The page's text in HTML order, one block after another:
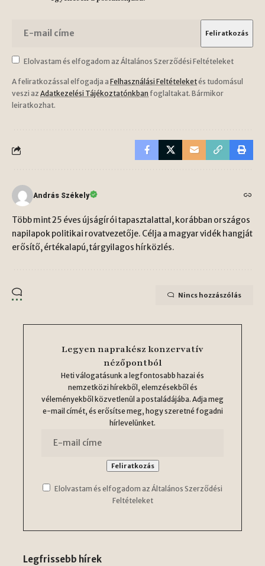
Elolvastam és elfogadom az Általános Szerződési Feltételeket
A feliratkozással elfogadja a Felhasználási Feltételeketés tudomásul
veszi az Adatkezelési Tájékoztatónkban foglaltakat. Bármikor
leiratkozhat.
András Székely
Több mint 25 éves újságírói tapasztalattal, korábban országos
napilapok politikai rovatvezetője. Célja a magyar vidék hangját
erősítő, értékalapú, tárgyilagos hírközlés.
Nincs hozzászólás
Legyen naprakész konzervatív
nézőpontból
Heti válogatásunk a legfontosabb hazai és
nemzetközi hírekből, elemzésekből és
véleményekből közvetlenül a postaládájába. Adja meg
e-mail címét, és erősítse meg, hogy szeretné fogadni
hírlevelünket.
Elolvastam és elfogadom az Általános Szerződési
Feltételeket
Legfrissebb hírek